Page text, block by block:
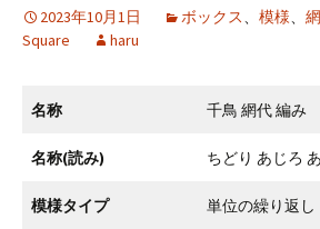
2023年10月1日 ボックス、 模様、
Square
haru
名称 千鳥 網代 編み
名称(読み) ちどり あじろ
模様タイプ 単位の繰り返し